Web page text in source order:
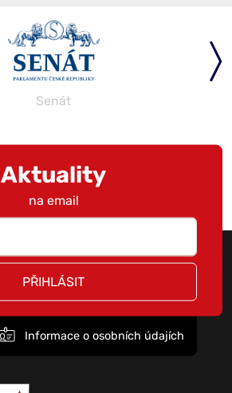
Senát
Aktuality
na email
PŘIHLÁSIT
Informace o osobních údajích